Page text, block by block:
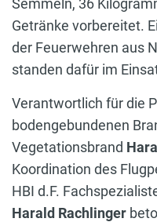
Getränke vorbereitet.
der Feuerwehren aus
standen dafür im
Verantwortlich für die
bodengebundenen
Vegetationsbrand
Koordination des
HBI d.F.
Harald Rachlinger